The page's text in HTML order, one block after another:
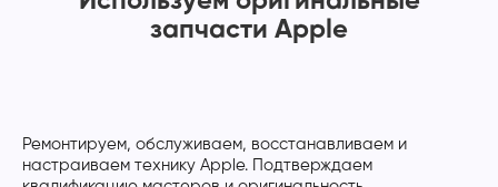
запчасти Apple
Ремонтируем, обслуживаем, восстанавливаем и
настраиваем технику Apple. Подтверждаем